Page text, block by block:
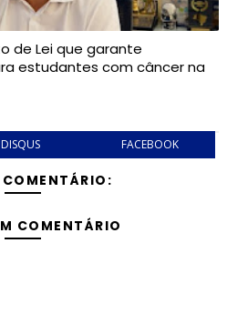
de Lei que garante
estudantes com câncer na
DISQUS FACEBOOK
COMENTÁRIO